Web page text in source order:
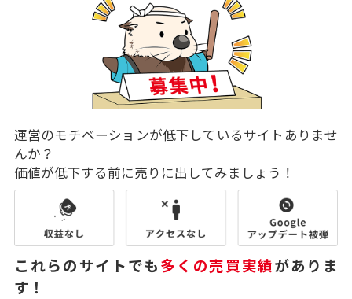
運営のモチベーションが低下しているサイトありませ
んか？
価値が低下する前に売りに出してみましょう！
これらのサイトでも多くの売買実績がありま
す！